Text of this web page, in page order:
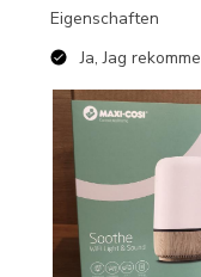
Eigenschaften
Ja, Jag